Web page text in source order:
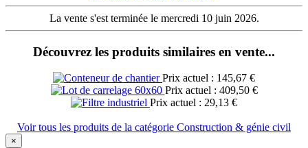
La vente s'est terminée le mercredi 10 juin 2026.
Découvrez les produits similaires en vente...
Prix actuel : 145,67 €
Prix actuel : 409,50 €
Prix actuel : 29,13 €
Voir tous les produits de la catégorie Construction & génie civil
×